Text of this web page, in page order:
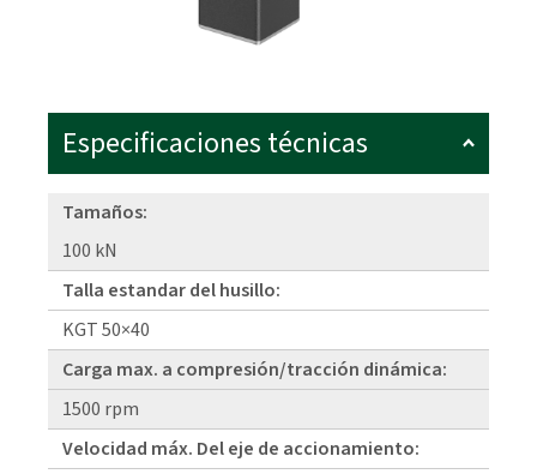
Especificaciones técnicas
Tamaños:
100 kN
Talla estandar del husillo:
KGT 50×40
Carga max. a compresión/tracción dinámica:
1500 rpm
Velocidad máx. Del eje de accionamiento: